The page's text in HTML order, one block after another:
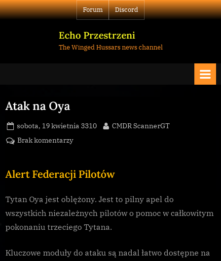
Skip
to
Forum Discord
Echo Przestrzeni
The Winged Hussars news channel
Atak na Oya
Posted
on
sobota, 19 kwietnia 3310 By
CMDR ScannerGT
Brak komentarzydo
Oya
Alert Federacji Pilotów
Tytan Oya jest oblężony. Jest to pilny apel do
wszystkich niezależnych pilotów o pomoc w całkowitym
pokonaniu trzeciego Tytana.
Kluczowe moduły do ataku są nadal łatwo dostępne na